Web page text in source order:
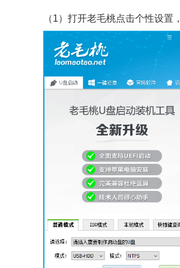
（1）打开老毛桃点击个性设置